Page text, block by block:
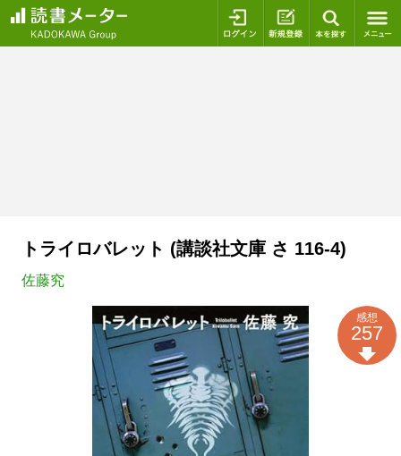
ログイン 新規登録
トライロバレット (講談社文庫 さ 116-4)
佐藤究
感想
257